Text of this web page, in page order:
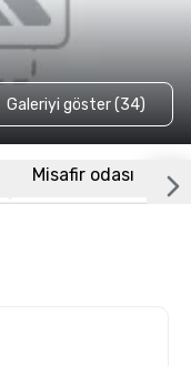
Galeriyi göster (34)
Misafir odası